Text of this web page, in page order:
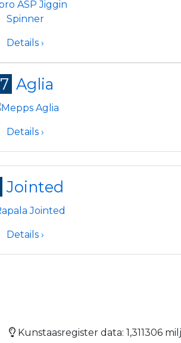
Details ›
7 Aglia
Details ›
Jointed
Details ›
Kunstaasregister data: 1,311306